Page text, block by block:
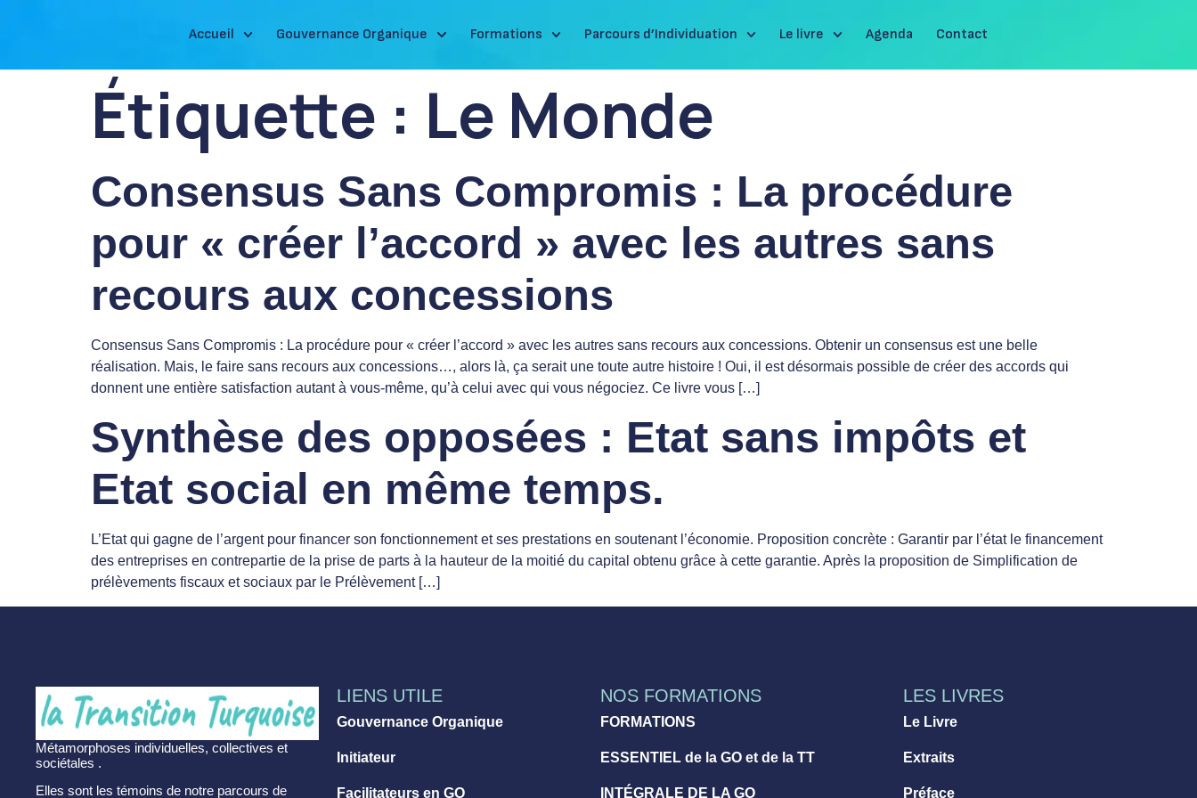
Accueil Gouvernance Organique Formations Parcours d’Individuation Le livre Agenda Contact
Étiquette : Le Monde
Consensus Sans Compromis : La procédure
pour « créer l’accord » avec les autres sans
recours aux concessions
Consensus Sans Compromis : La procédure pour « créer l’accord » avec les autres sans recours aux concessions. Obtenir un consensus est une belle
réalisation. Mais, le faire sans recours aux concessions…, alors là, ça serait une toute autre histoire ! Oui, il est désormais possible de créer des accords qui
donnent une entière satisfaction autant à vous-même, qu’à celui avec qui vous négociez. Ce livre vous […]
Synthèse des opposées : Etat sans impôts et
Etat social en même temps.
L’Etat qui gagne de l’argent pour financer son fonctionnement et ses prestations en soutenant l’économie. Proposition concrète : Garantir par l’état le financement
des entreprises en contrepartie de la prise de parts à la hauteur de la moitié du capital obtenu grâce à cette garantie. Après la proposition de Simplification de
prélèvements fiscaux et sociaux par le Prélèvement […]
Métamorphoses individuelles, collectives et
sociétales .
Elles sont les témoins de notre parcours de
LIENS UTILE
Gouvernance Organique
Initiateur
Facilitateurs en GO
NOS FORMATIONS
FORMATIONS
ESSENTIEL de la GO et de la TT
INTÉGRALE DE LA GO
LES LIVRES
Le Livre
Extraits
Préface